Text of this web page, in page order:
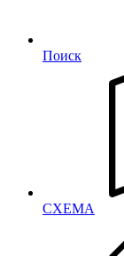
Поиск
СХЕМА